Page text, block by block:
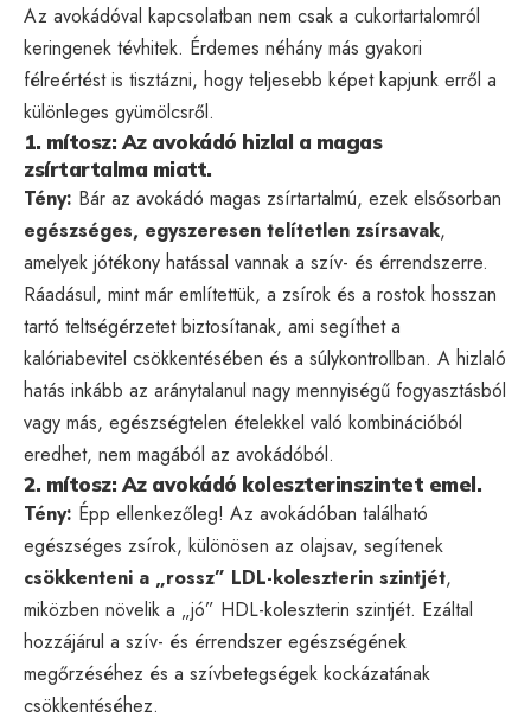
Az avokádóval kapcsolatban nem csak a cukortartalomról
keringenek tévhitek. Érdemes néhány más gyakori
félreértést is tisztázni, hogy teljesebb képet kapjunk erről a
különleges gyümölcsről.
1. mítosz: Az avokádó hizlal a magas
zsírtartalma miatt.
Tény: Bár az avokádó magas zsírtartalmú, ezek elsősorban
egészséges, egyszeresen telítetlen zsírsavak,
amelyek jótékony hatással vannak a szív- és érrendszerre.
Ráadásul, mint már említettük, a zsírok és a rostok hosszan
tartó teltségérzetet biztosítanak, ami segíthet a
kalóriabevitel csökkentésében és a súlykontrollban. A hizlaló
hatás inkább az aránytalanul nagy mennyiségű fogyasztásból
vagy más, egészségtelen ételekkel való kombinációból
eredhet, nem magából az avokádóból.
2. mítosz: Az avokádó koleszterinszintet emel.
Tény: Épp ellenkezőleg! Az avokádóban található
egészséges zsírok, különösen az olajsav, segítenek
csökkenteni a „rossz” LDL-koleszterin szintjét,
miközben növelik a „jó” HDL-koleszterin szintjét. Ezáltal
hozzájárul a szív- és érrendszer egészségének
megőrzéséhez és a szívbetegségek kockázatának
csökkentéséhez.